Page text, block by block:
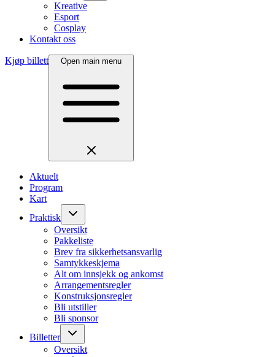
Kreative
Esport
Cosplay
Kontakt oss
Kjøp billett Open main menu
Aktuelt
Program
Kart
Praktisk
Oversikt
Pakkeliste
Brev fra sikkerhetsansvarlig
Samtykkeskjema
Alt om innsjekk og ankomst
Arrangementsregler
Konstruksjonsregler
Bli utstiller
Bli sponsor
Billetter
Oversikt